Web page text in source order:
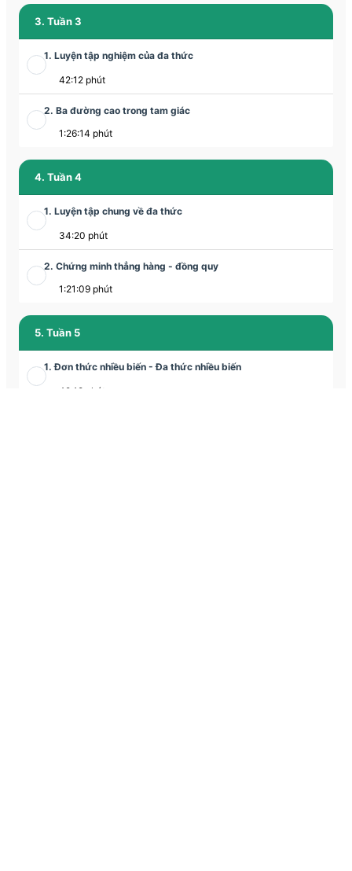
3. Tuần 3
1. Luyện tập nghiệm của đa thức
42:12 phút
2. Ba đường cao trong tam giác
1:26:14 phút
4. Tuần 4
1. Luyện tập chung về đa thức
34:20 phút
2. Chứng minh thẳng hàng - đồng quy
1:21:09 phút
5. Tuần 5
1. Đơn thức nhiều biến - Đa thức nhiều biến
49:18 phút